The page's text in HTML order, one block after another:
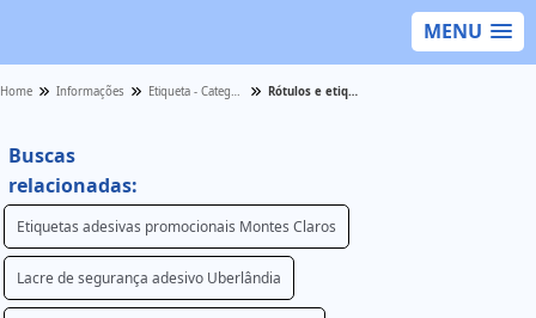
MENU
Home Informações Etiqueta - Categoria Rótulos e etiquetas adesivas Guarulhos
Buscas
relacionadas:
Etiquetas adesivas promocionais Montes Claros
Lacre de segurança adesivo Uberlândia